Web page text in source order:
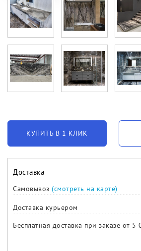
КУПИТЬ В 1 КЛИК
Доставка
Самовывоз (смотреть на карте)
Доставка курьером
Бесплатная доставка при заказе от 5